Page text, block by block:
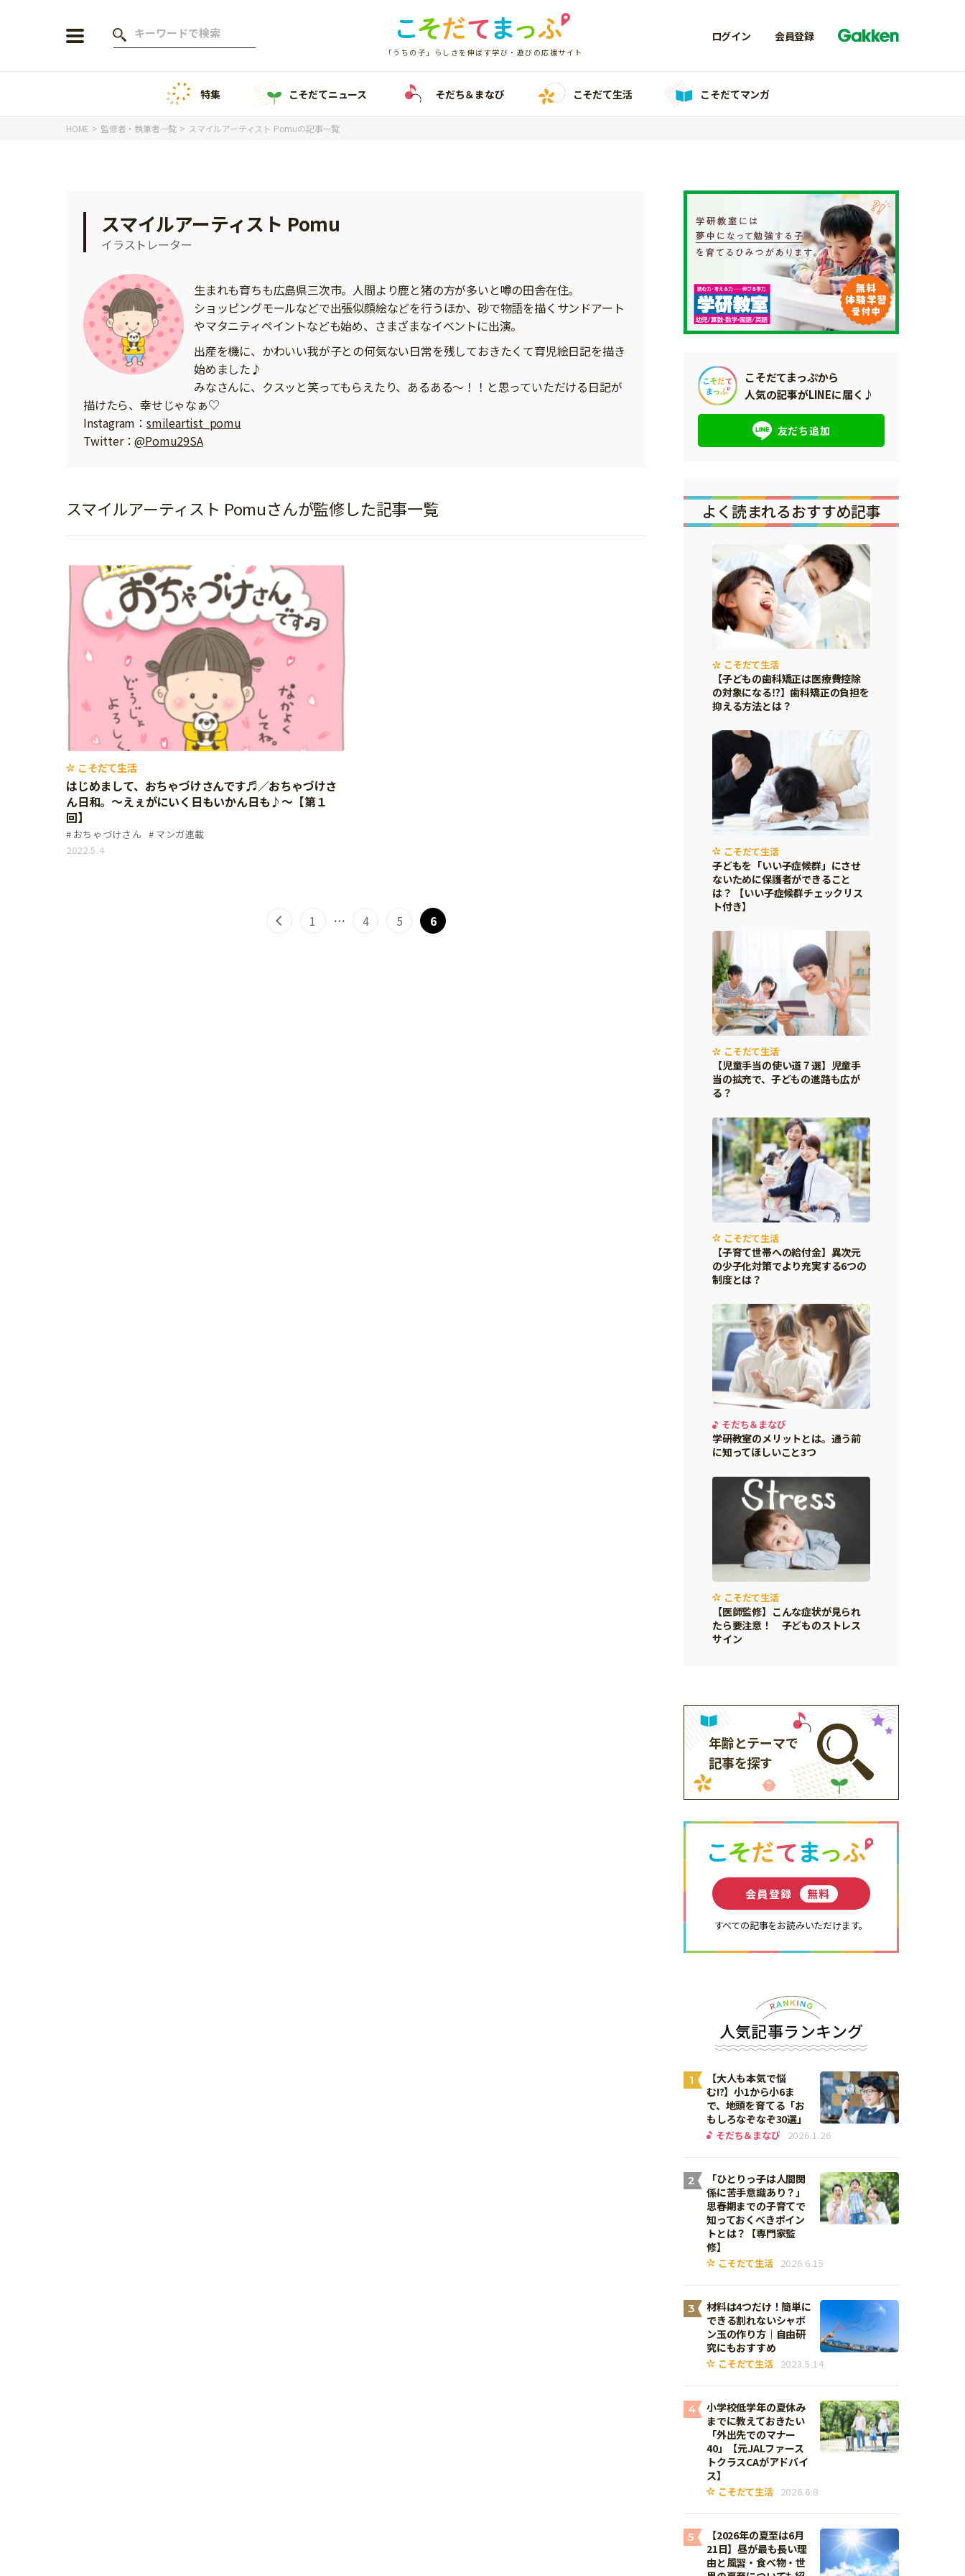
「うちの子」らしさを伸ばす学び・遊びの応援サイト
ログイン 会員登録
1歳
小学1年生
小学2年生
小学3年生
小学4年生
小学6年生
こそだてニュース
イベント
ニュース
そだち＆まなび
ワーク・ドリル
科学・プログラミング
自由研究・工作
運動・あそび・ゲーム
こそだて生活
ファッション・美容
親子でいっしょに
家族
マネー
こそだてマンガ
特集 こそだてニュース そだち＆まなび こそだて生活 こそだてマンガ
HOME 監修者・執筆者一覧 スマイルアーティスト Pomuの記事一覧
スマイルアーティスト Pomu
イラストレーター
生まれも育ちも広島県三次市。人間より鹿と猪の方が多いと噂の田舎在住。
ショッピングモールなどで出張似顔絵などを行うほか、砂で物語を描くサンドアート
やマタニティペイントなども始め、さまざまなイベントに出演。
出産を機に、かわいい我が子との何気ない日常を残しておきたくて育児絵日記を描き
始めました♪
みなさんに、クスッと笑ってもらえたり、あるある〜！！と思っていただける日記が
描けたら、幸せじゃなぁ♡
Instagram： smileartist_pomu
Twitter：@Pomu29SA
スマイルアーティスト Pomuさんが監修した記事一覧
こそだて生活
はじめまして、おちゃづけさんです♬／おちゃづけさ
ん日和。〜えぇがにいく日もいかん日も♪〜【第１
回】
おちゃづけさん
マンガ連載
2022.5.4
1 … 4 5 6
こそだてまっぷから
人気の記事がLINEに届く♪
友だち追加
よく読まれるおすすめ記事
こそだて生活
【子どもの歯科矯正は医療費控除
の対象になる⁉】歯科矯正の負担を
抑える方法とは？
こそだて生活
子どもを「いい子症候群」にさせ
ないために保護者ができること
は？ 【いい子症候群チェックリス
ト付き】
こそだて生活
【児童手当の使い道７選】児童手
当の拡充で、子どもの進路も広が
る？
こそだて生活
【子育て世帯への給付金】異次元
の少子化対策でより充実する6つの
制度とは？
そだち＆まなび
学研教室のメリットとは。通う前
に知ってほしいこと3つ
こそだて生活
【医師監修】こんな症状が見られ
たら要注意！ 子どものストレス
サイン
年齢とテーマで
記事を探す
会員登録 無料
すべての記事をお読みいただけます。
人気記事ランキング
1
【大人も本気で悩
む!?】小1から小6ま
で、地頭を育てる「お
もしろなぞなぞ30選」
そだち＆まなび 2026.1.26
2
「ひとりっ子は人間関
係に苦手意識あり？」
思春期までの子育てで
知っておくべきポイン
トとは？【専門家監
修】
こそだて生活 2026.6.15
3
材料は4つだけ！簡単に
できる割れないシャボ
ン玉の作り方｜自由研
究にもおすすめ
こそだて生活 2023.5.14
4
小学校低学年の夏休み
までに教えておきたい
「外出先でのマナー
40」【元JALファース
トクラスCAがアドバイ
ス】
こそだて生活 2026.6.8
5
【2026年の夏至は6月
21日】昼が最も長い理
由と風習・食べ物・世